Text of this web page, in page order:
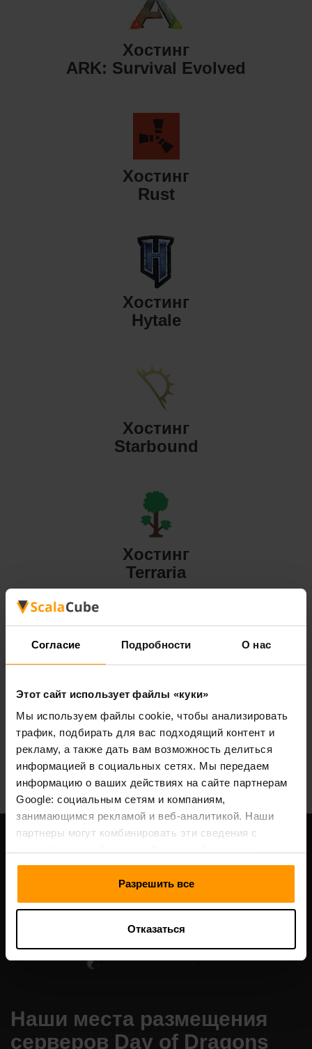
Согласие Подробности О нас
Этот сайт использует файлы «куки»
Мы используем файлы cookie, чтобы анализировать
трафик, подбирать для вас подходящий контент и
рекламу, а также дать вам возможность делиться
информацией в социальных сетях. Мы передаем
информацию о ваших действиях на сайте партнерам
Google: социальным сетям и компаниям,
занимающимся рекламой и веб-аналитикой. Наши
партнеры могут комбинировать эти сведения с
данными, которые они получили при использовании
Разрешить все
Отказаться
Хостинг
ARK: Survival Evolved
Хостинг
Rust
Хостинг
Hytale
Хостинг
Starbound
Хостинг
Terraria
Valheim
All Games
Наши места размещения
серверов Day of Dragons